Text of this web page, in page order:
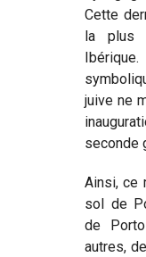
Cette
la plus
juive ne
seconde
Ainsi, ce
sol de
de
autres,